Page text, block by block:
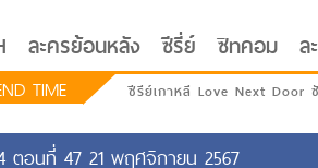
ละครย้อนหลัง ซีรี่ย์ ซิทคอม ล
TIME ซีรีย์เกาหลี Love Next Door
ตอนที่ 47 21 พฤศจิกายน 2567